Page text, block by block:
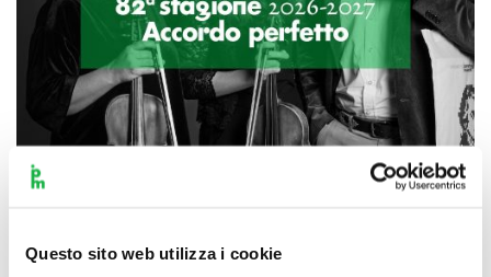
Questo sito web utilizza i cookie
Scopri di più